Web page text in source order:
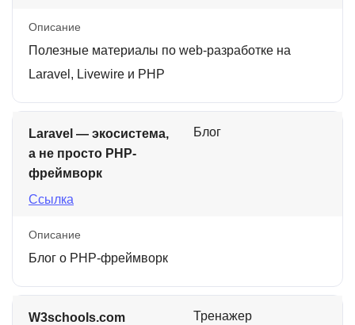
Описание
Полезные материалы по web-разработке на
Laravel, Livewire и PHP
Laravel — экосистема,
а не просто PHP-
фреймворк
Ссылка
Блог
Описание
Блог о PHP-фреймворк
W3schools.com
Тренажер